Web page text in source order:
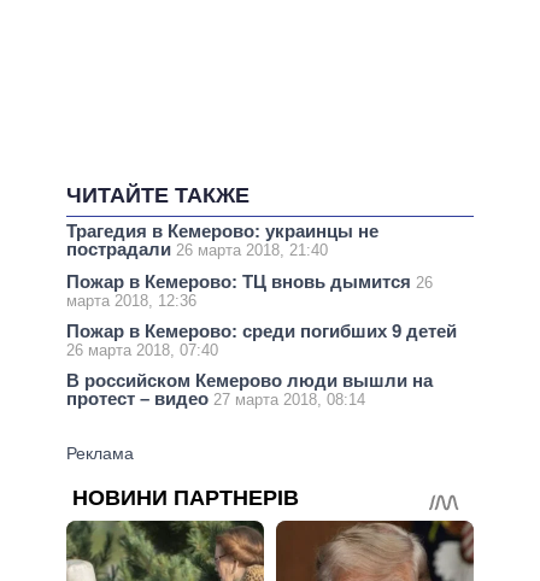
ЧИТАЙТЕ ТАКЖЕ
Трагедия в Кемерово: украинцы не
пострадали 26 марта 2018, 21:40
Пожар в Кемерово: ТЦ вновь дымится 26
марта 2018, 12:36
Пожар в Кемерово: среди погибших 9 детей
26 марта 2018, 07:40
В российском Кемерово люди вышли на
протест – видео 27 марта 2018, 08:14